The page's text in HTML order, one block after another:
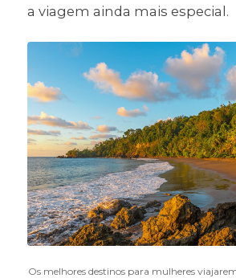
a viagem ainda mais especial.
Os melhores destinos para mulheres